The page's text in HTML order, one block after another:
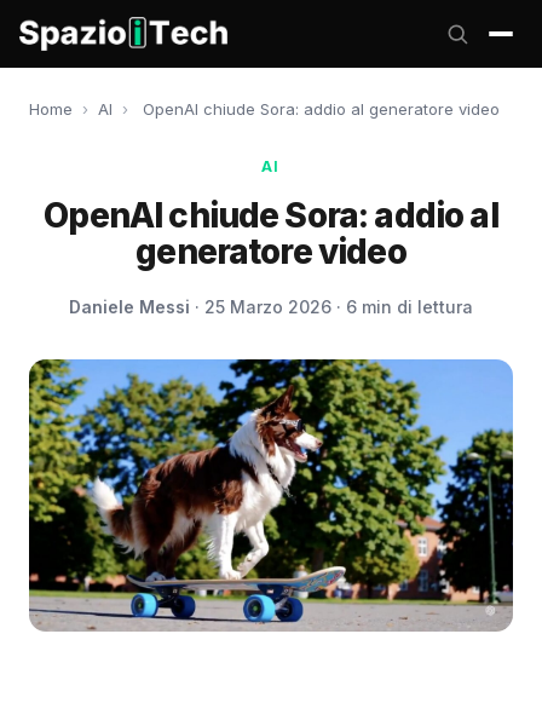
Home › AI › OpenAI chiude Sora: addio al generatore video
AI
OpenAI chiude Sora: addio al
generatore video
Daniele Messi · 25 Marzo 2026 · 6 min di lettura